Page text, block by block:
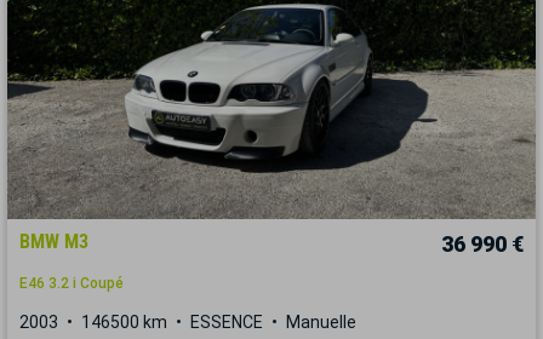
BMW M3 36 990 €
E46 3.2 i Coupé
2003 146500 km ESSENCE Manuelle